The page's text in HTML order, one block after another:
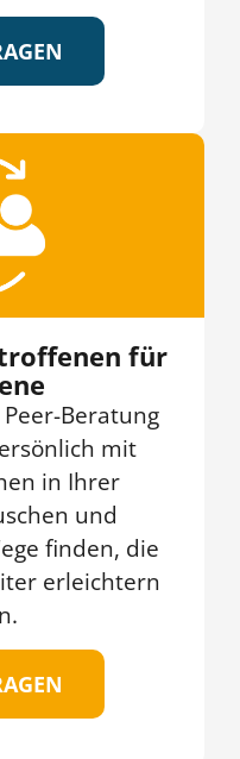
für
Beratung
mit
in Ihrer
und
finden, die
erleichtern